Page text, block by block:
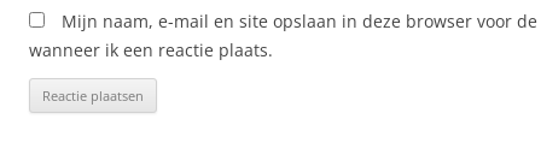
Mijn naam, e-mail en site opslaan in deze browser voor
wanneer ik een reactie plaats.